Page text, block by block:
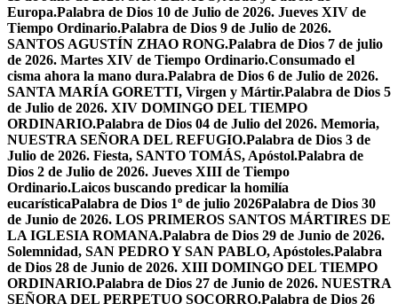
Europa.Palabra de Dios 10 de Julio de 2026. Jueves XIV de
Tiempo Ordinario.Palabra de Dios 9 de Julio de 2026.
SANTOS AGUSTÍN ZHAO RONG.Palabra de Dios 7 de julio
de 2026. Martes XIV de Tiempo Ordinario.Consumado el
cisma ahora la mano dura.Palabra de Dios 6 de Julio de 2026.
SANTA MARÍA GORETTI, Virgen y Mártir.Palabra de Dios 5
de Julio de 2026. XIV DOMINGO DEL TIEMPO
ORDINARIO.Palabra de Dios 04 de Julio del 2026. Memoria,
NUESTRA SEÑORA DEL REFUGIO.Palabra de Dios 3 de
Julio de 2026. Fiesta, SANTO TOMÁS, Apóstol.Palabra de
Dios 2 de Julio de 2026. Jueves XIII de Tiempo
Ordinario.Laicos buscando predicar la homilía
eucarísticaPalabra de Dios 1º de julio 2026Palabra de Dios 30
de Junio de 2026. LOS PRIMEROS SANTOS MÁRTIRES DE
LA IGLESIA ROMANA.Palabra de Dios 29 de Junio de 2026.
Solemnidad, SAN PEDRO Y SAN PABLO, Apóstoles.Palabra
de Dios 28 de Junio de 2026. XIII DOMINGO DEL TIEMPO
ORDINARIO.Palabra de Dios 27 de Junio de 2026. NUESTRA
SEÑORA DEL PERPETUO SOCORRO.Palabra de Dios 26